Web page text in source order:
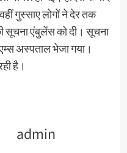
गुस्साए लोगों ने देर तक
सूचना एंबुलेंस को दी। सूचना
अस्पताल भेजा गया।
है।
admin